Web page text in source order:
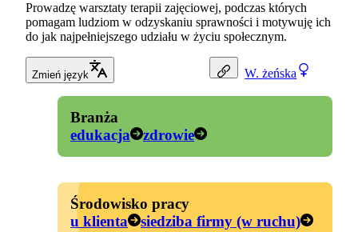
W. żeńska
Prowadzę warsztaty terapii zajęciowej, podczas których
pomagam ludziom w odzyskaniu sprawności i motywuję ich
do jak najpełniejszego udziału w życiu społecznym.
Zmień język
Branża
edukacja
zdrowie
Środowisko pracy
u klienta
siedziba firmy (w ruchu)